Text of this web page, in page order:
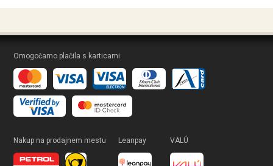
Omogočamo plačila s karticami
Nakup na prodajnem mestu Leanpay VALÚ